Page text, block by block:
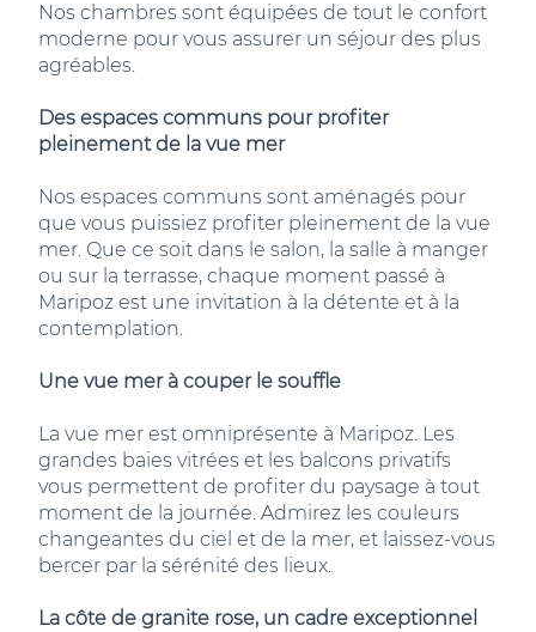
Nos chambres sont équipées de tout le confort
moderne pour vous assurer un séjour des plus
agréables.
Des espaces communs pour profiter
pleinement de la vue mer
Nos espaces communs sont aménagés pour
que vous puissiez profiter pleinement de la vue
mer. Que ce soit dans le salon, la salle à manger
ou sur la terrasse, chaque moment passé à
Maripoz est une invitation à la détente et à la
contemplation.
Une vue mer à couper le souffle
La vue mer est omniprésente à Maripoz. Les
grandes baies vitrées et les balcons privatifs
vous permettent de profiter du paysage à tout
moment de la journée. Admirez les couleurs
changeantes du ciel et de la mer, et laissez-vous
bercer par la sérénité des lieux.
La côte de granite rose, un cadre exceptionnel